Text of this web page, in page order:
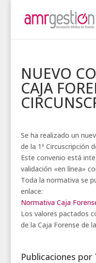
NUEVO
CAJA
Se ha realizado un
de la 1ª Circuscripción
Este convenio está
validación «en línea»
Toda la normativa se
enlace:
Normativa Caja
Los valores pactados
de la Caja Forense de
Publicaciones por